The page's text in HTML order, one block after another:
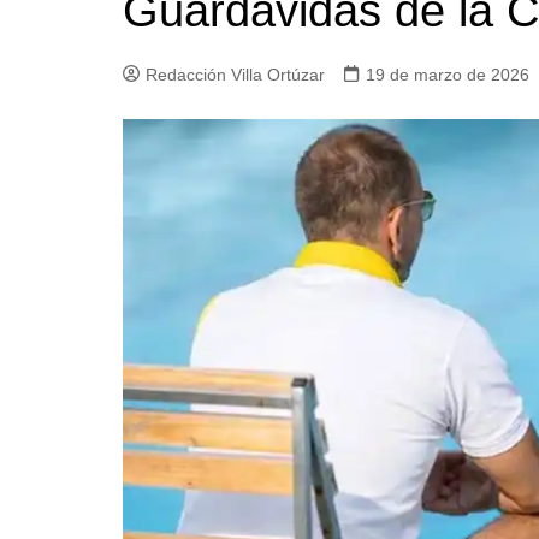
Guardavidas de la
Redacción Villa Ortúzar 19 de marzo de 2026